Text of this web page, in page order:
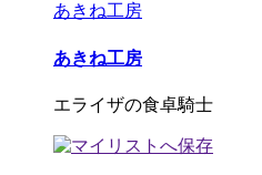
あきね工房
あきね工房
エライザの食卓騎士